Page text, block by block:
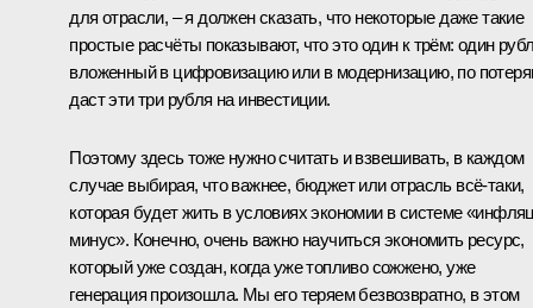
для отрасли, – я должен сказать, что некоторые даже такие
простые расчёты показывают, что это один к трём: один
вложенный в цифровизацию или в модернизацию, по
даст эти три рубля на инвестиции.
Поэтому здесь тоже нужно считать и взвешивать, в каждом
случае выбирая, что важнее, бюджет или отрасль всё-таки,
которая будет жить в условиях экономии в системе
минус». Конечно, очень важно научиться экономить ресурс,
который уже создан, когда уже топливо сожжено, уже
генерация произошла. Мы его теряем безвозвратно, в этом